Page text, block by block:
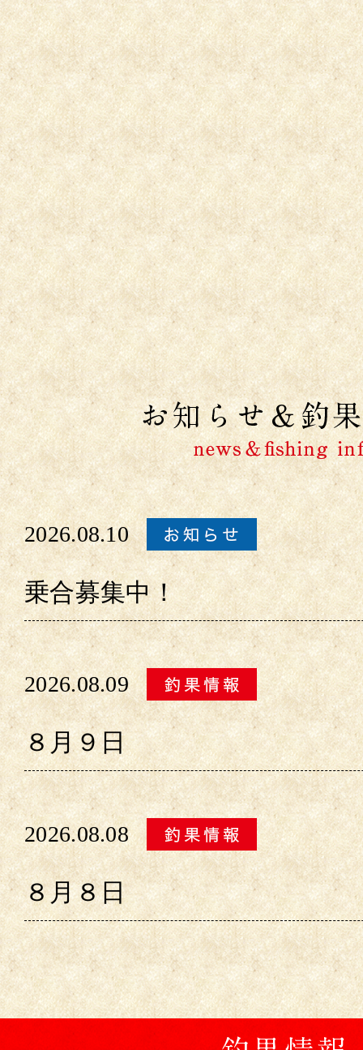
2026.08.10
乗合募集中！
2026.08.09
８月９日
2026.08.08
８月８日